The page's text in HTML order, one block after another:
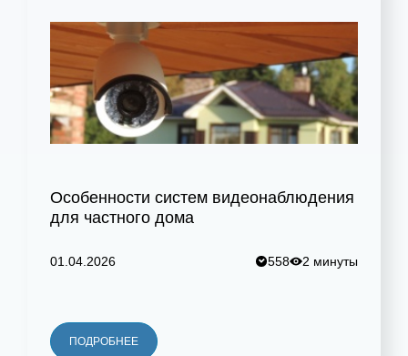
Особенности систем видеонаблюдения
для частного дома
01.04.2026 558 2 минуты
ПОДРОБНЕЕ